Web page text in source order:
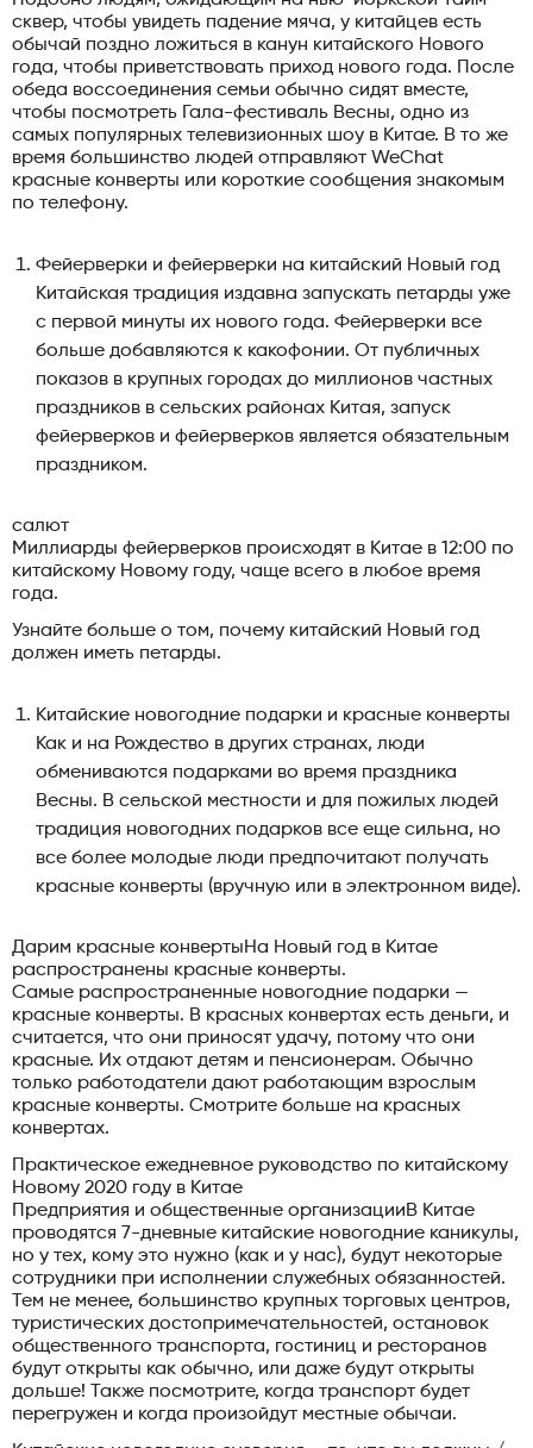
сквер, чтобы увидеть падение мяча, у китайцев есть
обычай поздно ложиться в канун китайского Нового
года, чтобы приветствовать приход нового года. После
обеда воссоединения семьи обычно сидят вместе,
чтобы посмотреть Гала-фестиваль Весны, одно из
самых популярных телевизионных шоу в Китае. В то же
время большинство людей отправляют WeChat
красные конверты или короткие сообщения знакомым
по телефону.
Фейерверки и фейерверки на китайский Новый год
Китайская традиция издавна запускать петарды уже
с первой минуты их нового года. Фейерверки все
больше добавляются к какофонии. От публичных
показов в крупных городах до миллионов частных
праздников в сельских районах Китая, запуск
фейерверков и фейерверков является обязательным
праздником.
салют
Миллиарды фейерверков происходят в Китае в 12:00 по
китайскому Новому году, чаще всего в любое время
года.
Узнайте больше о том, почему китайский Новый год
должен иметь петарды.
Китайские новогодние подарки и красные конверты
Как и на Рождество в других странах, люди
обмениваются подарками во время праздника
Весны. В сельской местности и для пожилых людей
традиция новогодних подарков все еще сильна, но
все более молодые люди предпочитают получать
красные конверты (вручную или в электронном виде).
Дарим красные конвертыНа Новый год в Китае
распространены красные конверты.
Самые распространенные новогодние подарки —
красные конверты. В красных конвертах есть деньги, и
считается, что они приносят удачу, потому что они
красные. Их отдают детям и пенсионерам. Обычно
только работодатели дают работающим взрослым
красные конверты. Смотрите больше на красных
конвертах.
Практическое ежедневное руководство по китайскому
Новому 2020 году в Китае
Предприятия и общественные организацииВ Китае
проводятся 7-дневные китайские новогодние каникулы,
но у тех, кому это нужно (как и у нас), будут некоторые
сотрудники при исполнении служебных обязанностей.
Тем не менее, большинство крупных торговых центров,
туристических достопримечательностей, остановок
общественного транспорта, гостиниц и ресторанов
будут открыты как обычно, или даже будут открыты
дольше! Также посмотрите, когда транспорт будет
перегружен и когда произойдут местные обычаи.